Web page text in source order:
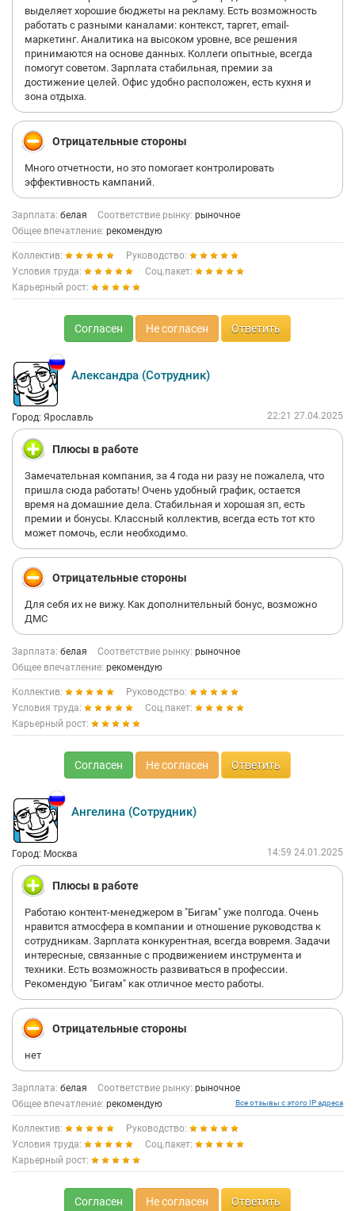
выделяет хорошие бюджеты на рекламу. Есть возможность
работать с разными каналами: контекст, таргет, еmаil-
маркетинг. Аналитика на высоком уровне, все решения
принимаются на основе данных. Коллеги опытные, всегда
помогут советом. Зарплата стабильная, премии за
достижение целей. Офис удобно расположен, есть кухня и
зона отдыха.
Отрицательные стороны
Много отчетности, но это помогает контролировать
эффективность кампаний.
Зарплата: белая Соответствие рынку: рыночное
Общее впечатление: рекомендую
Коллектив:
Руководство:
Условия труда:
Соц.пакет:
Карьерный рост:
Согласен Не согласен Ответить
Александра (Сотрудник)
Город: Ярославль 22:21 27.04.2025
Плюсы в работе
Замечательная компания, за 4 года ни разу не пожалела, что
пришла сюда работать! Очень удобный график, остается
время на домашние дела. Стабильная и хорошая зп, есть
премии и бонусы. Классный коллектив, всегда есть тот кто
может помочь, если необходимо.
Отрицательные стороны
Для себя их не вижу. Как дополнительный бонус, возможно
ДМС
Зарплата: белая Соответствие рынку: рыночное
Общее впечатление: рекомендую
Коллектив:
Руководство:
Условия труда:
Соц.пакет:
Карьерный рост:
Согласен Не согласен Ответить
Ангелина (Сотрудник)
Город: Москва 14:59 24.01.2025
Плюсы в работе
Работаю контент-менеджером в "Бигам" уже полгода. Очень
нравится атмосфера в компании и отношение руководства к
сотрудникам. Зарплата конкурентная, всегда вовремя. Задачи
интересные, связанные с продвижением инструмента и
техники. Есть возможность развиваться в профессии.
Рекомендую "Бигам" как отличное место работы.
Отрицательные стороны
нет
Зарплата: белая Соответствие рынку: рыночное
Общее впечатление: рекомендую Все отзывы с этого IP адреса
Коллектив:
Руководство:
Условия труда:
Соц.пакет:
Карьерный рост:
Согласен Не согласен Ответить